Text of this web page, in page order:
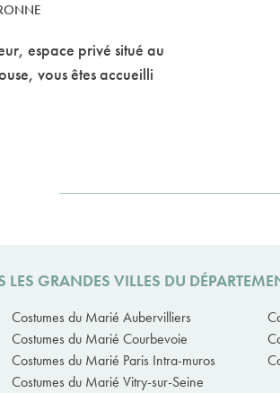
espace privé situé au
vous êtes accueilli
GRANDES VILLES DU
Costumes du Marié Aubervilliers
Costumes du Marié Courbevoie
Costumes du Marié Paris Intra-muros
Costumes du Marié Vitry-sur-Seine